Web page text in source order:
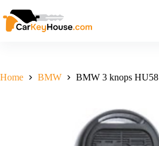
naar
de
Home BMW BMW 3 knops HU58